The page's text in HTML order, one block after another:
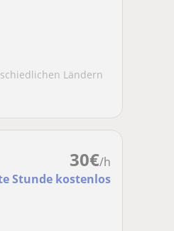
Ländern
30€/h
Stunde kostenlos